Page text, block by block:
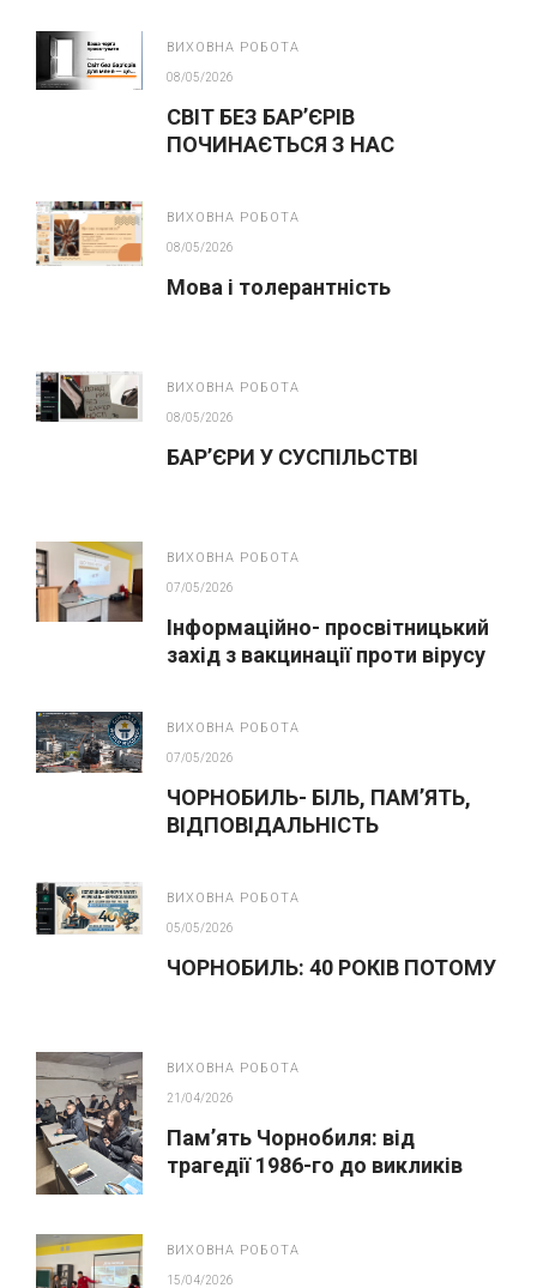
ВИХОВНА РОБОТА
08/05/2026
СВІТ БЕЗ БАР’ЄРІВ
ПОЧИНАЄТЬСЯ З НАС
ВИХОВНА РОБОТА
08/05/2026
Мова і толерантність
ВИХОВНА РОБОТА
08/05/2026
БАР’ЄРИ У СУСПІЛЬСТВІ
ВИХОВНА РОБОТА
07/05/2026
Інформаційно- просвітницький
захід з вакцинації проти вірусу
ВИХОВНА РОБОТА
07/05/2026
ЧОРНОБИЛЬ- БІЛЬ, ПАМ’ЯТЬ,
ВІДПОВІДАЛЬНІСТЬ
ВИХОВНА РОБОТА
05/05/2026
ЧОРНОБИЛЬ: 40 РОКІВ ПОТОМУ
ВИХОВНА РОБОТА
21/04/2026
Пам’ять Чорнобиля: від
трагедії 1986-го до викликів
ВИХОВНА РОБОТА
15/04/2026